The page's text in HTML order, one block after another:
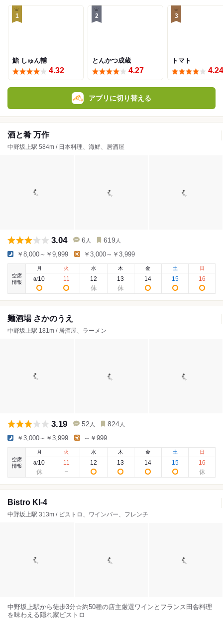
1
鮨 しゅん輔
4.32
2
とんかつ成蔵
4.27
3
トマト
4.24
アプリに切り替える
酒と肴 万作
中野坂上駅 584m / 日本料理、海鮮、居酒屋
3.04 6 人 619 人
￥8,000～￥9,999 ￥3,000～￥3,999
空席
情報
月
8/10
火
11
水
12
木
13
金
14
土
15
日
16
麺酒場 さかのうえ
中野坂上駅 181m / 居酒屋、ラーメン
3.19 52 人 824 人
￥3,000～￥3,999 ～￥999
空席
情報
月
8/10
火
11
水
12
木
13
金
14
土
15
日
16
Bistro KI-4
中野坂上駅 313m / ビストロ、ワインバー、フレンチ
中野坂上駅から徒歩3分☆約50種の店主厳選ワインとフランス田舎料理
を味わえる隠れ家ビストロ